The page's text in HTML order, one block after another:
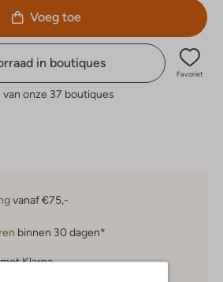
Voeg toe
in boutiques
Favoriet
onze 37 boutiques
vanaf €75,-
binnen 30 dagen*
Klarna